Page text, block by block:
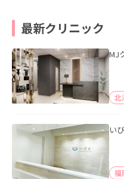
最新クリニック
MJ
北
い
福